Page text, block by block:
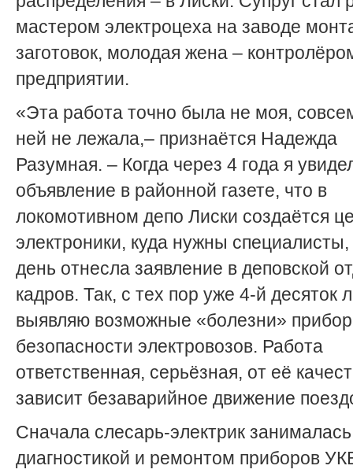
мастером электроцеха на заводе
заготовок, молодая жена –
предприятии.
«Эта работа точно была не моя,
ней не лежала,– признаётся Надежда
Разумная. – Когда через 4 года я
объявление в районной газете, что в
локомотивном депо Лиски создаётся
электроники, куда нужны специалисты,
день отнесла заявление в деповской
кадров. Так, с тех пор уже 4-й десяток
выявляю возможные «болезни»
безопасности электровозов. Работа
ответственная, серьёзная, от её
зависит безаварийное движение
Сначала слесарь-электрик занималась
диагностикой и ремонтом приборов